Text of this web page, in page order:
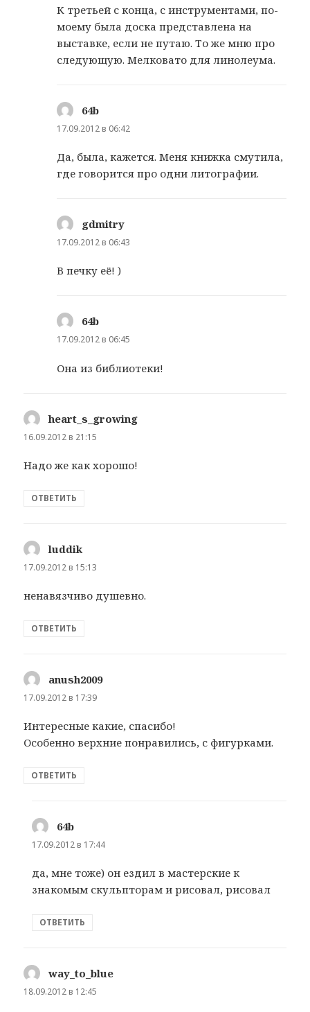
К третьей с конца, с инструментами, по-
моему была доска представлена на
выставке, если не путаю. То же мню про
следующую. Мелковато для линолеума.
64b
17.09.2012 в 06:42
Да, была, кажется. Меня книжка смутила,
где говорится про одни литографии.
gdmitry
17.09.2012 в 06:43
В печку её! )
64b
17.09.2012 в 06:45
Она из библиотеки!
heart_s_growing
16.09.2012 в 21:15
Надо же как хорошо!
ОТВЕТИТЬ
luddik
17.09.2012 в 15:13
ненавязчиво душевно.
ОТВЕТИТЬ
anush2009:
17.09.2012 в 17:39
Интересные какие, спасибо!
Особенно верхние понравились, с фигурками.
ОТВЕТИТЬ
64b
17.09.2012 в 17:44
да, мне тоже) он ездил в мастерские к
знакомым скульпторам и рисовал, рисовал
ОТВЕТИТЬ
way_to_blue
18.09.2012 в 12:45